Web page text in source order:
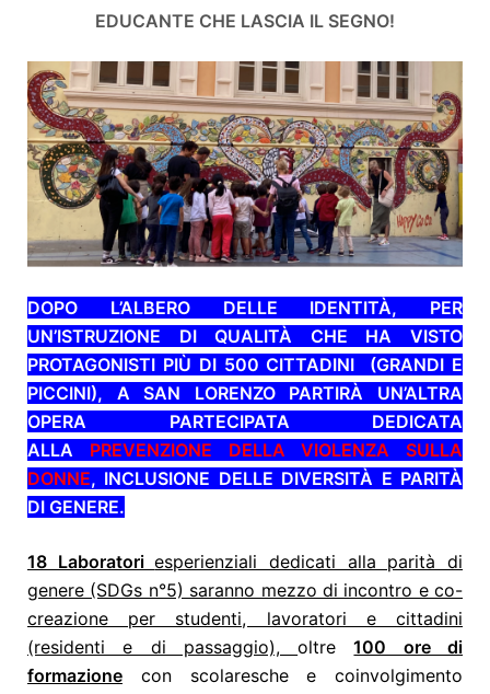
EDUCANTE CHE LASCIA IL SEGNO!
DOPO L’ALBERO DELLE IDENTITÀ, PER
UN’ISTRUZIONE DI QUALITÀ CHE HA VISTO
PROTAGONISTI PIÙ DI 500 CITTADINI (GRANDI E
PICCINI), A SAN LORENZO PARTIRÀ UN’ALTRA
OPERA PARTECIPATA DEDICATA
ALLA PREVENZIONE DELLA VIOLENZA SULLA
DONNE, INCLUSIONE DELLE DIVERSITÀ E PARITÀ
DI GENERE.
18 Laboratoriesperienziali dedicati alla parità di
genere (SDGs n°5) saranno mezzo di incontro e co-
creazione per studenti, lavoratori e cittadini
(residenti e di passaggio),oltre100 ore di
formazione con scolaresche e coinvolgimento